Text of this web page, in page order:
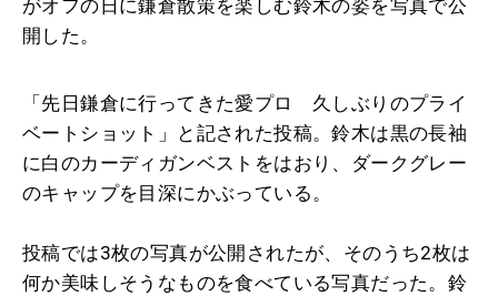
がオフの日に鎌倉散策を楽しむ鈴木の姿を写真で公
開した。
「先日鎌倉に行ってきた愛プロ 久しぶりのプライ
ベートショット」と記された投稿。鈴木は黒の長袖
に白のカーディガンベストをはおり、ダークグレー
のキャップを目深にかぶっている。
投稿では3枚の写真が公開されたが、そのうち2枚は
何か美味しそうなものを食べている写真だった。鈴